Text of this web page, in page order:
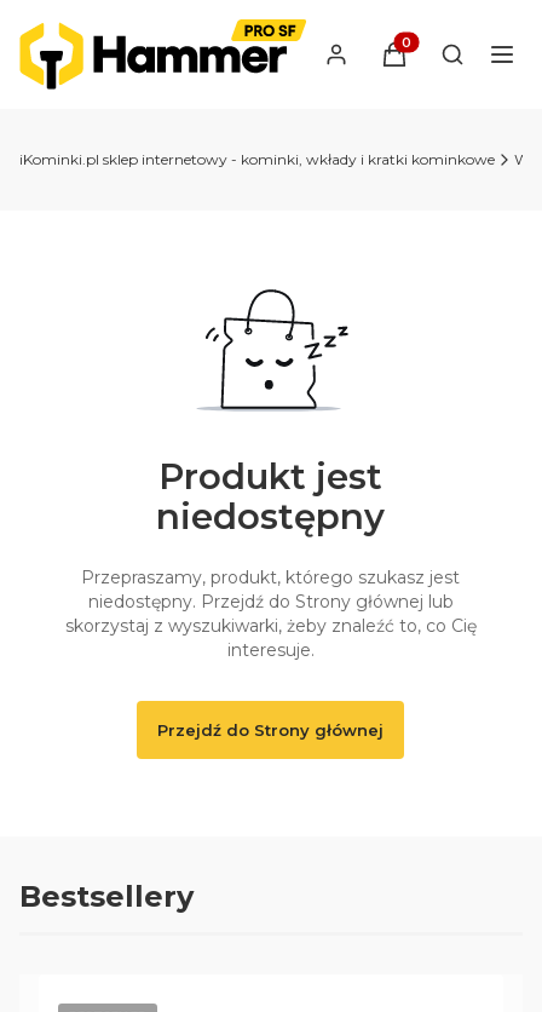
Produkty w
Otwórz
iKominki.pl sklep internetowy - kominki, wkłady i kratki kominkowe
Produkt jest
niedostępny
Przepraszamy, produkt, którego szukasz jest
niedostępny. Przejdź do Strony głównej lub
skorzystaj z wyszukiwarki, żeby znaleźć to, co Cię
interesuje.
Przejdź do Strony głównej
Bestsellery